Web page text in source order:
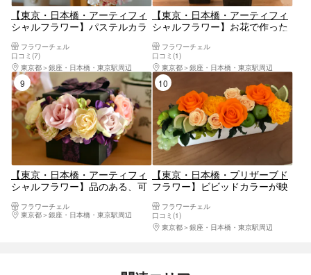
【東京・日本橋・アーティフィ
シャルフラワー】パステルカラ
フラワーチェル
口コミ(7)
東京都
銀座・日本橋・東京駅周辺
【東京・日本橋・アーティフィ
シャルフラワー】お花で作った
作りフラワーチェル
口コミ(1)
東京都
銀座・日本橋・東京駅周辺
9位
【東京・日本橋・アーティフィ
シャルフラワー】品のある、可
フラワーチェル
東京都
銀座・日本橋・東京駅周辺
【東京・日本橋・プリザーブド
フラワー】ビビッドカラーが映
フラワーチェル
口コミ(1)
東京都
銀座・日本橋・東京駅周辺